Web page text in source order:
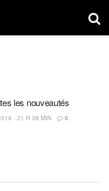
les nouveautés
- 21 H 38 MIN 0